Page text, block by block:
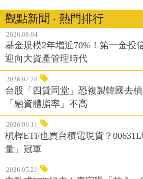
觀點新聞 ‧ 熱門排行
2026.08.04
基金規模2年增近70%！第一金投
迎向大資產管理時代
2026.07.28
台股「四貸同堂」恐複製韓國去
「融資體脂率」不高
2026.06.11
槓桿ETF也買台積電現貨？
量」冠軍
2026.05.21